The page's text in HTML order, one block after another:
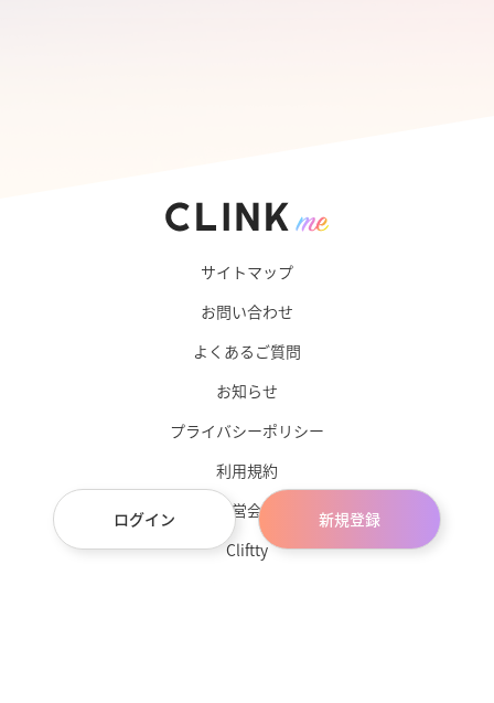
ログイン 新規登録
サイトマップ
お問い合わせ
よくあるご質問
お知らせ
プライバシーポリシー
利用規約
運営会社
Cliftty